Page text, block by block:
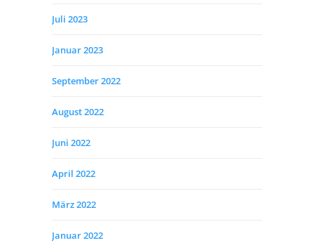
Juli 2023
Januar 2023
September 2022
August 2022
Juni 2022
April 2022
März 2022
Januar 2022